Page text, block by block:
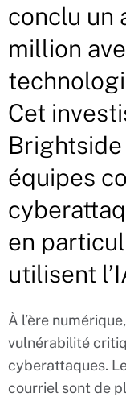
conclu un
million
Cet
équipes
en
utilisent
À l’ère
vulnérabilité
cyberattaques.
courriel sont de